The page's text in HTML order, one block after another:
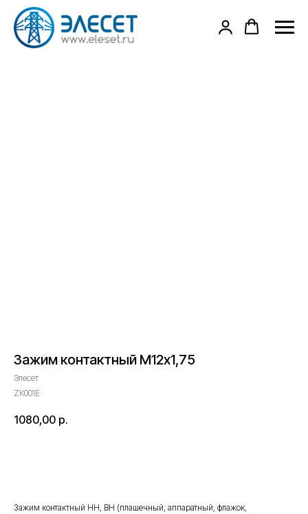
Зажим контактный М12х1,75
Элесет
ZK001E
1080,00 р.
Зажим контактный НН, ВН (плашечный, аппаратный, флажок,